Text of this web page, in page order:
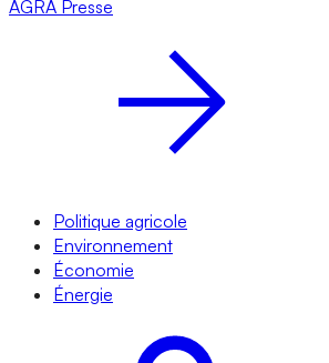
AGRA Presse
Politique agricole
Environnement
Économie
Énergie